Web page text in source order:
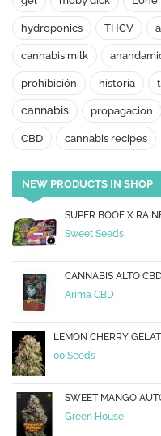
hydroponics THCV
cannabis milk
prohibición historia
cannabis propagacion
CBD cannabis recipes
NEW PRODUCTS IN SHOP
SUPER BOOF X
Sweet Seeds
CANNABIS ALTO
Arima CBD
LEMON CHERRY
00 Seeds
SWEET MANGO
Green House